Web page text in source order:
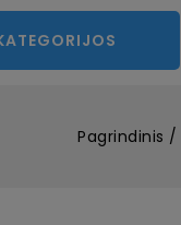
Pagrindinis